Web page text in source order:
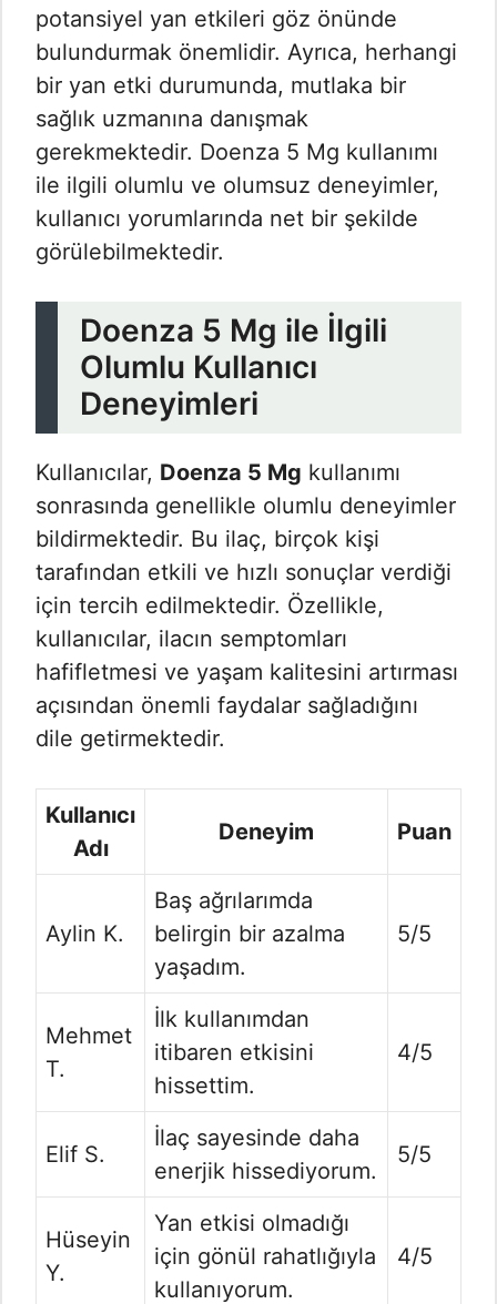
potansiyel yan etkileri göz önünde
bulundurmak önemlidir. Ayrıca, herhangi
bir yan etki durumunda, mutlaka bir
sağlık uzmanına danışmak
gerekmektedir. Doenza 5 Mg kullanımı
ile ilgili olumlu ve olumsuz deneyimler,
kullanıcı yorumlarında net bir şekilde
görülebilmektedir.
Doenza 5 Mg ile İlgili
Olumlu Kullanıcı
Deneyimleri
Kullanıcılar, Doenza 5 Mg kullanımı
sonrasında genellikle olumlu deneyimler
bildirmektedir. Bu ilaç, birçok kişi
tarafından etkili ve hızlı sonuçlar verdiği
için tercih edilmektedir. Özellikle,
kullanıcılar, ilacın semptomları
hafifletmesi ve yaşam kalitesini artırması
açısından önemli faydalar sağladığını
dile getirmektedir.
Kullanıcı
Adı
Deneyim Puan
Aylin K.
Baş ağrılarımda
belirgin bir azalma
yaşadım.
5/5
Mehmet
T.
İlk kullanımdan
itibaren etkisini
hissettim.
4/5
Elif S.
İlaç sayesinde daha
enerjik hissediyorum.
5/5
Hüseyin
Y.
Yan etkisi olmadığı
için gönül rahatlığıyla
kullanıyorum.
4/5